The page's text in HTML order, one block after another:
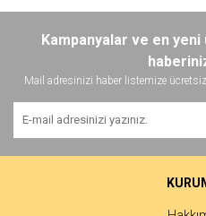
Bu ürüne ilk
tarafımıza iletebilirsiniz.
Görüş ve önerileriniz için teşekkür
Ürün resmi kalitesiz, bozuk
Ürün açıklamasında eksik
Ürün fiyatı diğer sitelerden daha
Kampanyalar ve en
Mail adresinizi haber listemize